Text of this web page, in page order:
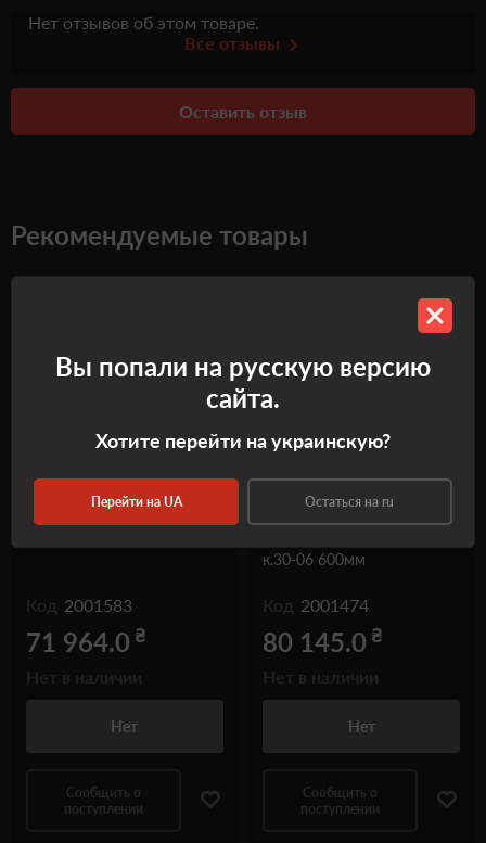
Нет отзывов об этом товаре.
Все отзывы
Оставить отзыв
Рекомендуемые товары
Карабин нарезной
Код 2001583
71 964.0 ₴
Нет
Сообщить о
поступлении
Карабин нарезной
к.30-06 600мм
Код 2001474
80 145.0 ₴
Нет
Сообщить о
поступлении
Вы попали на русскую версию
сайта.
Хотите перейти на украинскую?
Перейти на UA Остаться на ru